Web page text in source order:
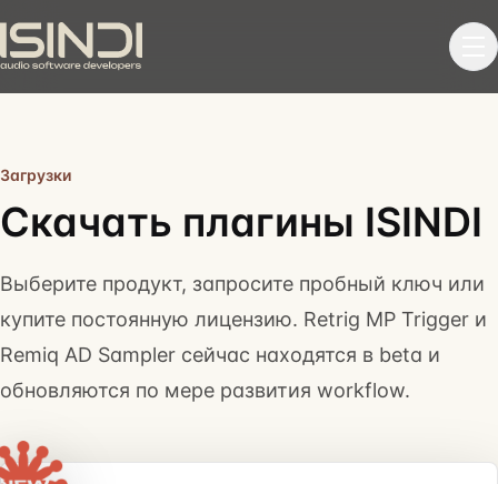
Загрузки
Скачать плагины ISINDI
Выберите продукт, запросите пробный ключ или
купите постоянную лицензию. Retrig MP Trigger и
Remiq AD Sampler сейчас находятся в beta и
обновляются по мере развития workflow.